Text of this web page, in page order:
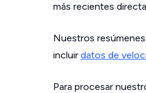
más recientes
Nuestros
incluir datos de
Para procesar